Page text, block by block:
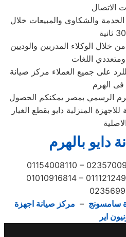
الاتصال
والشكاوى والمبيعات خلال
الوكلاء المدربين والوديين
ومتعددي اللغات
على جميع العملاء مركز صيانة
فى الهرم
الرسمي بمصر يمكنكم الحصول
المنزلية دايو بقطع الغيار
الاصلية
دايو بالهرم
01154008110 –
01010916814 –
سامسونج – مركز صيانة اجهزة
اير